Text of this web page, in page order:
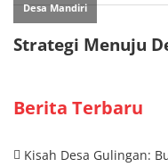
Berita Terbaru
Kisah Desa Gulingan: